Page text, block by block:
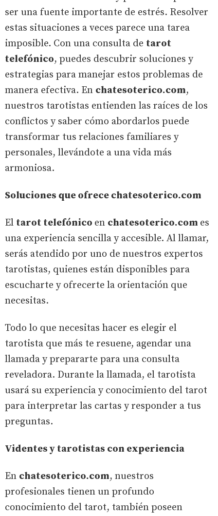
ser una fuente importante de estrés. Resolver
estas situaciones a veces parece una tarea
imposible. Con una consulta de tarot
telefónico, puedes descubrir soluciones y
estrategias para manejar estos problemas de
manera efectiva. En chatesoterico.com,
nuestros tarotistas entienden las raíces de los
conflictos y saber cómo abordarlos puede
transformar tus relaciones familiares y
personales, llevándote a una vida más
armoniosa.
Soluciones que ofrece chatesoterico.com
El tarot telefónico en chatesoterico.com es
una experiencia sencilla y accesible. Al llamar,
serás atendido por uno de nuestros expertos
tarotistas, quienes están disponibles para
escucharte y ofrecerte la orientación que
necesitas.
Todo lo que necesitas hacer es elegir el
tarotista que más te resuene, agendar una
llamada y prepararte para una consulta
reveladora. Durante la llamada, el tarotista
usará su experiencia y conocimiento del tarot
para interpretar las cartas y responder a tus
preguntas.
Videntes y tarotistas con experiencia
En chatesoterico.com, nuestros
profesionales tienen un profundo
conocimiento del tarot, también poseen